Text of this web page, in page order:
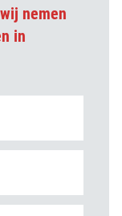
nemen
in